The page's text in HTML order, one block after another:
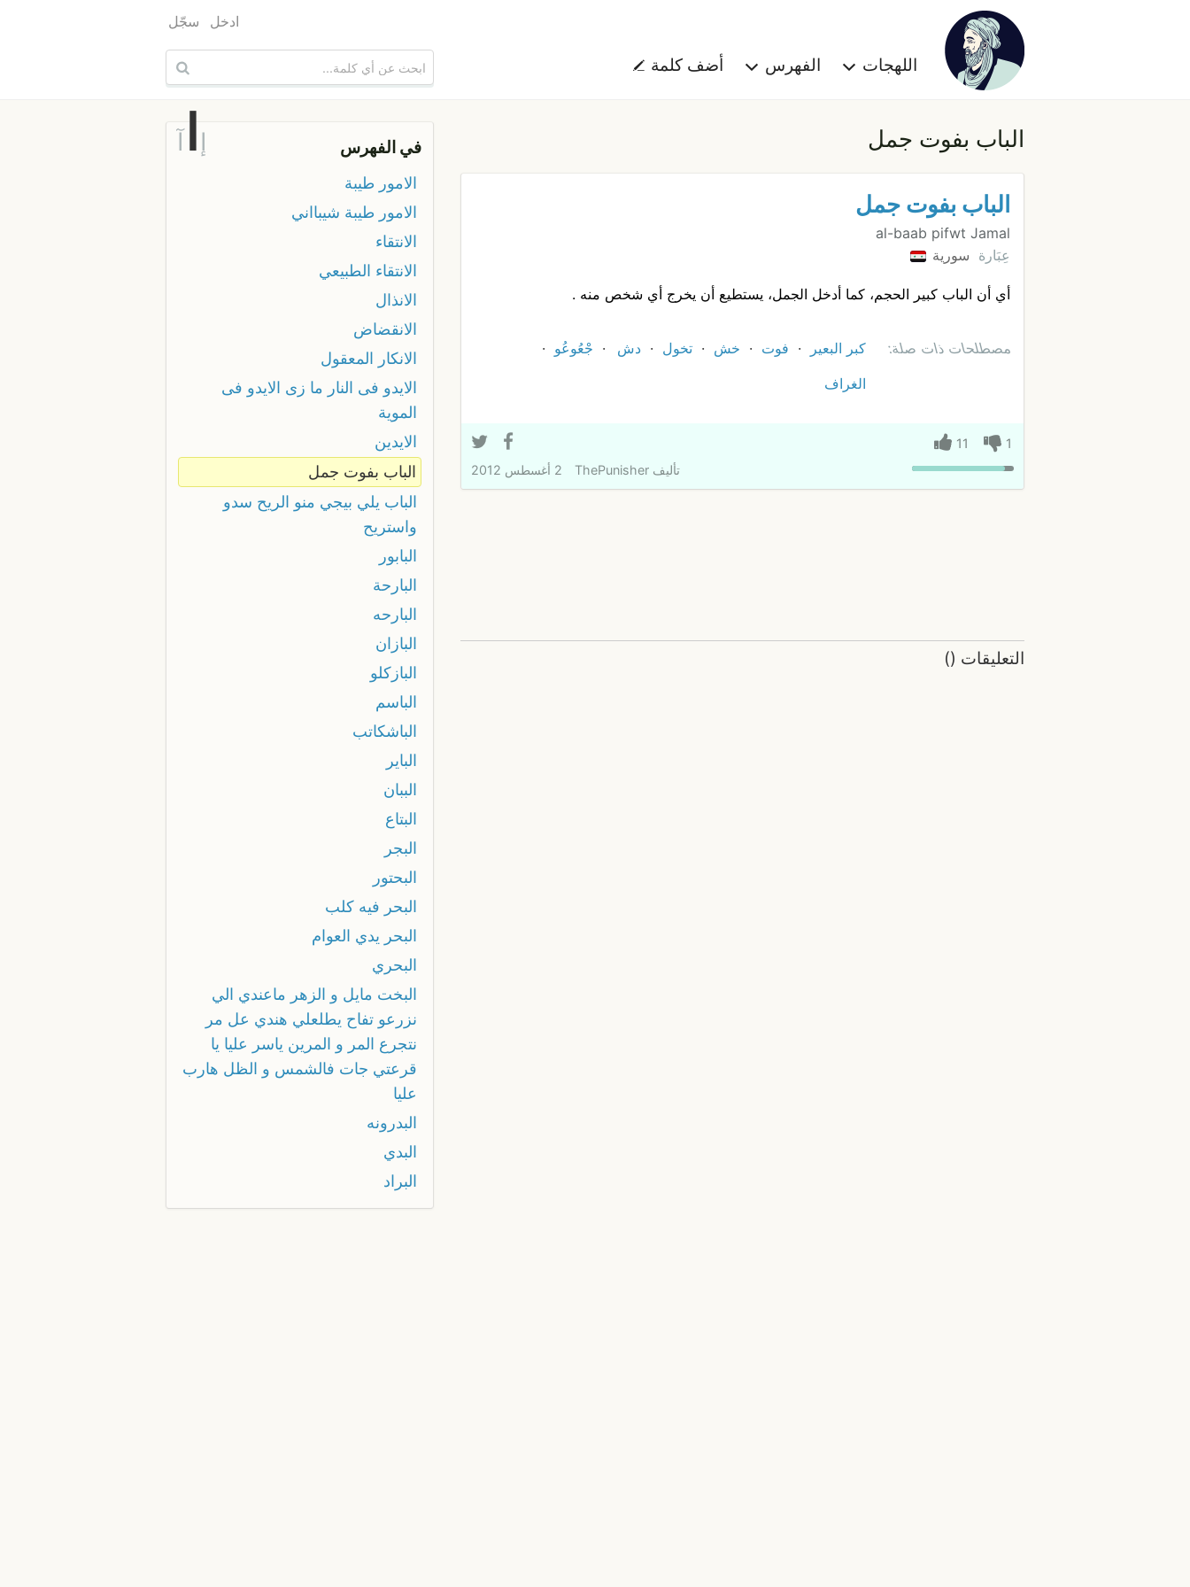
اللهجات الفهرس أضف كلمة
ادخل سجّل
الباب بفوت جمل
الباب بفوت جمل
al-baab pifwt Jamal
عِبَارة سورية
أي أن الباب كبير الحجم، كما أدخل الجمل، يستطيع أن يخرج أي شخص منه .
مصطلحات ذات صلة: كبر البعير فوت خش تخول دش
جْعُوعُو
الغراف
1
11
تأليفThePunisher 2 أغسطس 2012
التعليقات (
)
في الفهرس إ آ
الامور طيبة
الامور طيبة شيبااني
الانتقاء
الانتقاء الطبيعي
الانذال
الانقضاض
الانكار المعقول
الايدو فى النار ما زى الايدو فى
الموية
الايدين
الباب بفوت جمل
الباب يلي بيجي منو الريح سدو
واستريح
البابور
البارحة
البارحه
البازان
البازكلو
الباسم
الباشكاتب
الباير
الببان
البتاع
البجر
البحتور
البحر فيه كلب
البحر يدي العوام
البحري
البخت مايل و الزهر ماعندي الي
نزرعو تفاح يطلعلي هندي عل مر
نتجرع المر و المرين ياسر عليا يا
قرعتي جات فالشمس و الظل هارب
عليا
البدرونه
البدي
البراد